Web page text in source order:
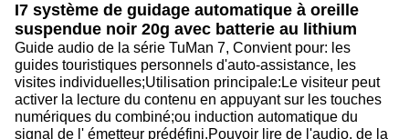
I7 système de guidage automatique à oreille
suspendue noir 20g avec batterie au lithium
Guide audio de la série TuMan 7, Convient pour: les
guides touristiques personnels d'auto-assistance, les
visites individuelles;Utilisation principale:Le visiteur peut
activer la lecture du contenu en appuyant sur les touches
numériques du combiné;ou induction automatique du
signal de l' émetteur prédéfini.Pouvoir lire de l'audio, de la